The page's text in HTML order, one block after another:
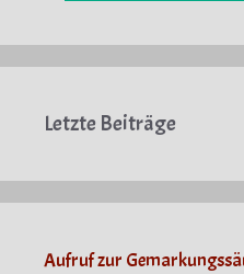
Letzte Beiträge
Aufruf zur